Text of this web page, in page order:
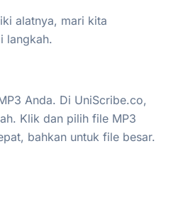
alatnya, mari kita
langkah.
Anda. Di UniScribe.co,
Klik dan pilih file MP3
bahkan untuk file besar.